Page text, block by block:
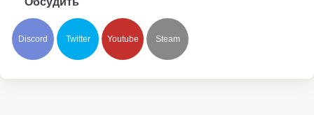
Discord Twitter Youtube Steam